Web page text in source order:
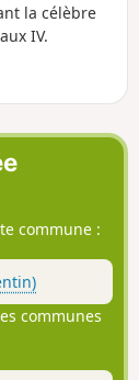
la célèbre
IV.
commune :
communes